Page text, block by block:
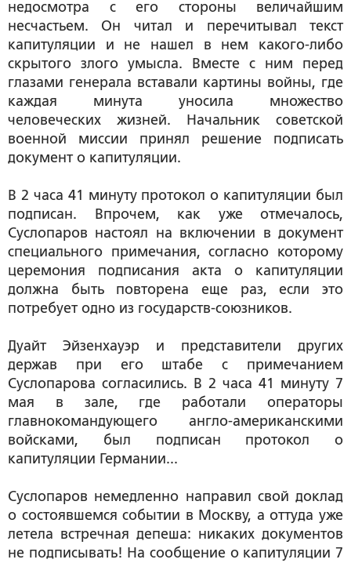
недосмотра с его стороны величайшим
несчастьем. Он читал и перечитывал текст
капитуляции и не нашел в нем какого-либо
скрытого злого умысла. Вместе с ним перед
глазами генерала вставали картины войны, где
каждая минута уносила множество
человеческих жизней. Начальник советской
военной миссии принял решение подписать
документ о капитуляции.
В 2 часа 41 минуту протокол о капитуляции был
подписан. Впрочем, как уже отмечалось,
Суслопаров настоял на включении в документ
специального примечания, согласно которому
церемония подписания акта о капитуляции
должна быть повторена еще раз, если это
потребует одно из государств-союзников.
Дуайт Эйзенхауэр и представители других
держав при его штабе с примечанием
Суслопарова согласились. В 2 часа 41 минуту 7
мая в зале, где работали операторы
главнокомандующего англо-американскими
войсками, был подписан протокол о
капитуляции Германии...
Суслопаров немедленно направил свой доклад
о состоявшемся событии в Москву, а оттуда уже
летела встречная депеша: никаких документов
не подписывать! На сообщение о капитуляции 7